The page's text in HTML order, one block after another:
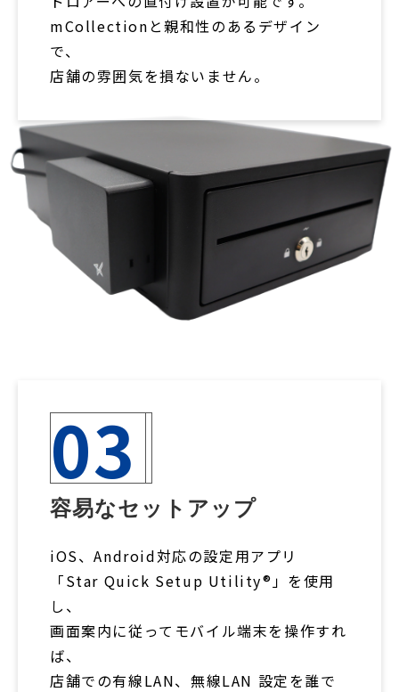
mCollectionと親和性のあるデザイン
で、
店舗の雰囲気を損ないません。
03
容易なセットアップ
iOS、Android対応の設定用アプリ
「Star Quick Setup Utility®」を使用
し、
画面案内に従ってモバイル端末を操作すれ
ば、
店舗での有線LAN、無線LAN 設定を誰で